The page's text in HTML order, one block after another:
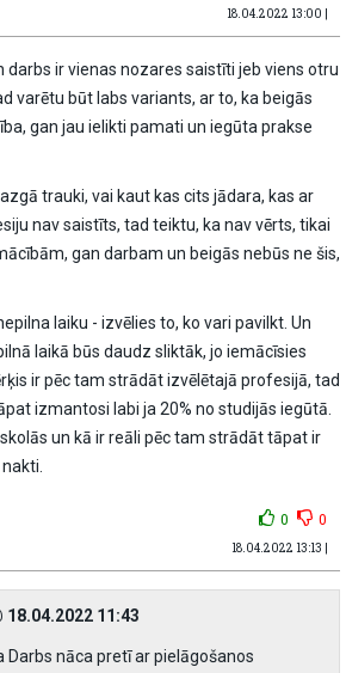
18.04.2022 13:00 |
darbs ir vienas nozares saistīti jeb viens otru
varētu būt labs variants, ar to, ka beigās
gan jau ielikti pamati un iegūta prakse
trauki, vai kaut kas cits jādara, kas ar
nav saistīts, tad teiktu, ka nav vērts, tikai
gan darbam un beigās nebūs ne šis,
laiku - izvēlies to, ko vari pavilkt. Un
laikā būs daudz sliktāk, jo iemācīsies
ir pēc tam strādāt izvēlētajā profesijā, tad
izmantosi labi ja 20% no studijās iegūtā.
un kā ir reāli pēc tam strādāt tāpat ir
0 0
18.04.2022 13:13 |
18.04.2022 11:43
Darbs nāca pretī ar pielāgošanos